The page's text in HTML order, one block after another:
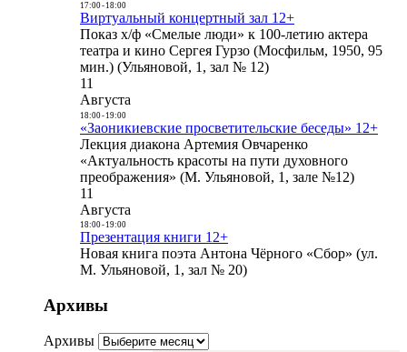
17:00- 18:00
Виртуальный концертный зал 12+
Показ х/ф «Смелые люди» к 100-летию актера
театра и кино Сергея Гурзо (Мосфильм, 1950, 95
мин.) (Ульяновой, 1, зал № 12)
11
Августа
18:00- 19:00
«Заоникиевские просветительские беседы» 12+
Лекция диакона Артемия Овчаренко
«Актуальность красоты на пути духовного
преображения» (М. Ульяновой, 1, зале №12)
11
Августа
18:00- 19:00
Презентация книги 12+
Новая книга поэта Антона Чёрного «Сбор» (ул.
М. Ульяновой, 1, зал № 20)
Архивы
Архивы